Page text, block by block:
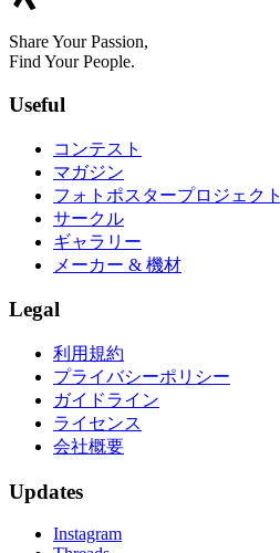
Share Your Passion,
Find Your People.
Useful
コンテスト
マガジン
フォトポスタープロジェクト
サークル
ギャラリー
メーカー & 機材
Legal
利用規約
プライバシーポリシー
ガイドライン
ライセンス
会社概要
Updates
Instagram